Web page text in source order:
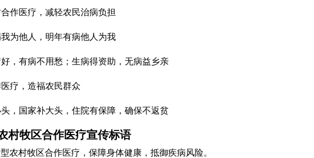
作医疗，减轻农民治病负担
为他人，明年有病他人为我
，有病不用愁；生病得资助，无病益乡亲
疗，造福农民群众
，国家补大头，住院有保障，确保不返贫
村牧区合作医疗宣传标语
农村牧区合作医疗，保障身体健康，抵御疾病风险。